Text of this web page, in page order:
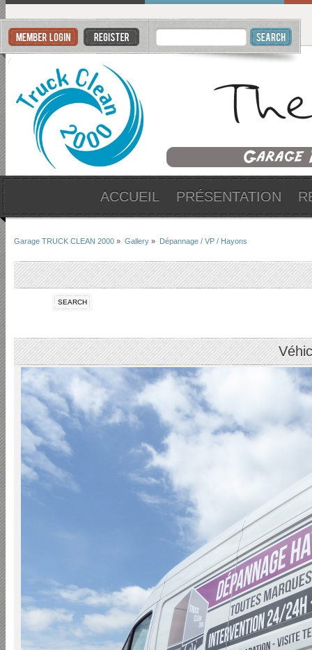
ACCUEIL PRÉSENTATION
Garage TRUCK CLEAN 2000 » Gallery » Dépannage / VP / Hayons
SEARCH